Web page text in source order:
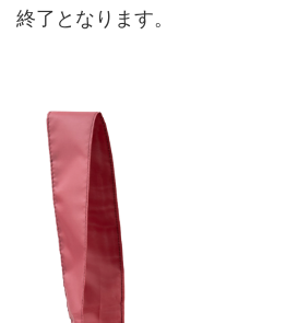
終了となります。